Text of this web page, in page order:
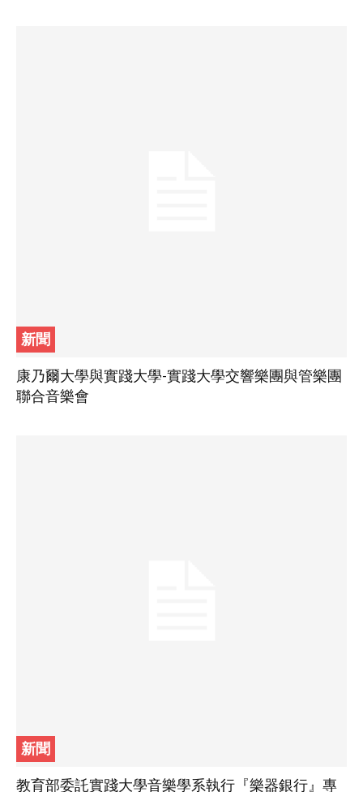
新聞
康乃爾大學與實踐大學-實踐大學交響樂團與管樂團
聯合音樂會
新聞
教育部委託實踐大學音樂學系執行『樂器銀行』專